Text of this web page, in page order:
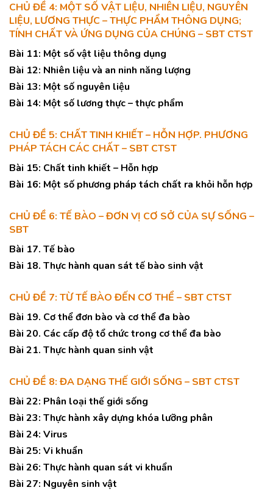
CHỦ ĐỀ 4: MỘT SỐ VẬT LIỆU, NHIÊN LIỆU, NGUYÊN
LIỆU, LƯƠNG THỰC – THỰC PHẨM THÔNG DỤNG;
TÍNH CHẤT VÀ ỨNG DỤNG CỦA CHÚNG – SBT CTST
Bài 11: Một số vật liệu thông dụng
Bài 12: Nhiên liệu và an ninh năng lượng
Bài 13: Một số nguyên liệu
Bài 14: Một số lương thực – thực phẩm
CHỦ ĐỀ 5: CHẤT TINH KHIẾT – HỖN HỢP. PHƯƠNG
PHÁP TÁCH CÁC CHẤT – SBT CTST
Bài 15: Chất tinh khiết – Hỗn hợp
Bài 16: Một số phương pháp tách chất ra khỏi hỗn hợp
CHỦ ĐỀ 6: TẾ BÀO – ĐƠN VỊ CƠ SỞ CỦA SỰ SỐNG –
SBT
Bài 17. Tế bào
Bài 18. Thực hành quan sát tế bào sinh vật
CHỦ ĐỀ 7: TỪ TẾ BÀO ĐẾN CƠ THỂ – SBT CTST
Bài 19. Cơ thể đơn bào và cơ thể đa bào
Bài 20. Các cấp độ tổ chức trong cơ thể đa bào
Bài 21. Thực hành quan sinh vật
CHỦ ĐỀ 8: ĐA DẠNG THẾ GIỚI SỐNG – SBT CTST
Bài 22: Phân loại thế giới sống
Bài 23: Thực hành xây dựng khóa lưỡng phân
Bài 24: Virus
Bài 25: Vi khuẩn
Bài 26: Thực hành quan sát vi khuẩn
Bài 27: Nguyên sinh vật